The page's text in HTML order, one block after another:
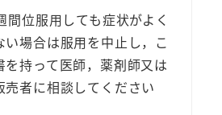
間位服用しても症状がよく
い場合は服用を中止し，こ
を持って医師，薬剤師又は
売者に相談してください